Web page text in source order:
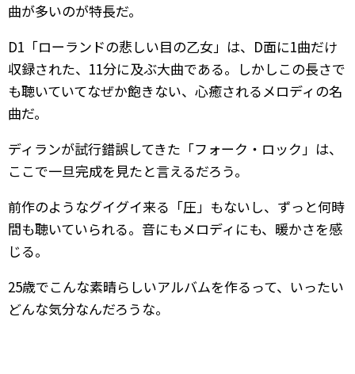
曲が多いのが特長だ。
D1「ローランドの悲しい目の乙女」は、D面に1曲だけ
収録された、11分に及ぶ大曲である。しかしこの長さで
も聴いていてなぜか飽きない、心癒されるメロディの名
曲だ。
ディランが試行錯誤してきた「フォーク・ロック」は、
ここで一旦完成を見たと言えるだろう。
前作のようなグイグイ来る「圧」もないし、ずっと何時
間も聴いていられる。音にもメロディにも、暖かさを感
じる。
25歳でこんな素晴らしいアルバムを作るって、いったい
どんな気分なんだろうな。